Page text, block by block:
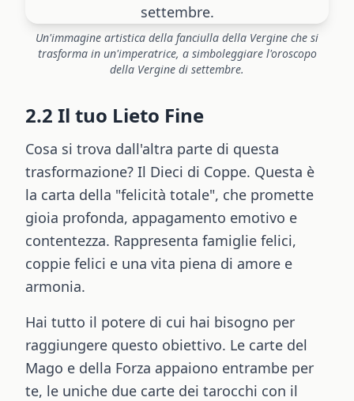
Un'immagine artistica della fanciulla della Vergine che si
trasforma in un'imperatrice, a simboleggiare l'oroscopo
della Vergine di settembre.
2.2 Il tuo Lieto Fine
Cosa si trova dall'altra parte di questa
trasformazione? Il Dieci di Coppe. Questa è
la carta della "felicità totale", che promette
gioia profonda, appagamento emotivo e
contentezza. Rappresenta famiglie felici,
coppie felici e una vita piena di amore e
armonia.
Hai tutto il potere di cui hai bisogno per
raggiungere questo obiettivo. Le carte del
Mago e della Forza appaiono entrambe per
te, le uniche due carte dei tarocchi con il